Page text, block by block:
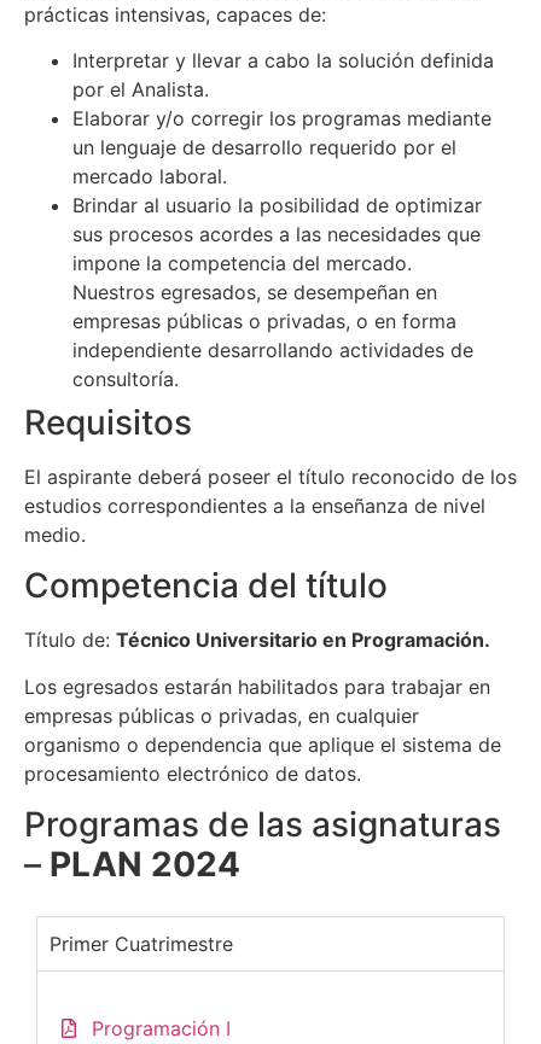
prácticas intensivas, capaces de:
Interpretar y llevar a cabo la solución definida
por el Analista.
Elaborar y/o corregir los programas mediante
un lenguaje de desarrollo requerido por el
mercado laboral.
Brindar al usuario la posibilidad de optimizar
sus procesos acordes a las necesidades que
impone la competencia del mercado.
Nuestros egresados, se desempeñan en
empresas públicas o privadas, o en forma
independiente desarrollando actividades de
consultoría.
Requisitos
El aspirante deberá poseer el título reconocido de los
estudios correspondientes a la enseñanza de nivel
medio.
Competencia del título
Título de: Técnico Universitario en Programación.
Los egresados estarán habilitados para trabajar en
empresas públicas o privadas, en cualquier
organismo o dependencia que aplique el sistema de
procesamiento electrónico de datos.
Programas de las asignaturas
– PLAN 2024
Primer Cuatrimestre
Programación I